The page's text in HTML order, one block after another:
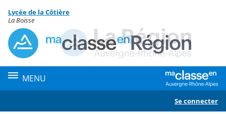
Menu de la rubrique
Contenu
Lycée de la Côtière
La Boisse
MENU
Se connecter